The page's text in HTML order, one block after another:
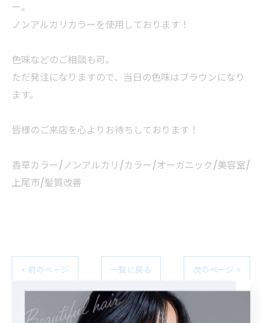
ー。
ノンアルカリカラーを使用しております！
色味などのご相談も可。
ただ発注になりますので、当日の色味はブラウンになり
ます。
皆様のご来店を心よりお待ちしております！
香草カラー/ノンアルカリ/カラー/オーガニック/美容室/
上尾市/髪質改善
< 前のページ 一覧に戻る 次のページ >